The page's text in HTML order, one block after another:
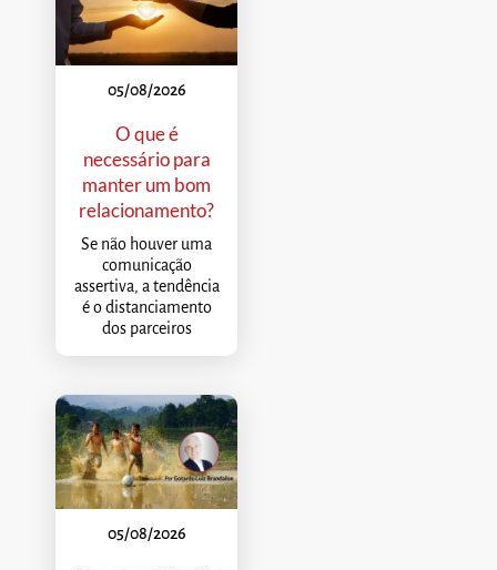
05/08/2026
O que é
necessário para
manter um bom
relacionamento?
Se não houver uma
comunicação
assertiva, a tendência
é o distanciamento
dos parceiros
05/08/2026